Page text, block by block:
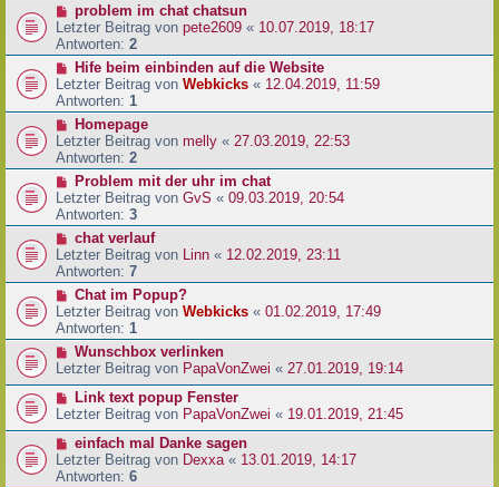
problem im chat chatsun
Letzter Beitrag von pete2609 « 10.07.2019, 18:17
Antworten: 2
Hife beim einbinden auf die Website
Letzter Beitrag von Webkicks « 12.04.2019, 11:59
Antworten: 1
Homepage
Letzter Beitrag von melly « 27.03.2019, 22:53
Antworten: 2
Problem mit der uhr im chat
Letzter Beitrag von GvS « 09.03.2019, 20:54
Antworten: 3
chat verlauf
Letzter Beitrag von
Linn « 12.02.2019, 23:11
Antworten: 7
Chat im Popup?
Letzter Beitrag von Webkicks « 01.02.2019, 17:49
Antworten: 1
Wunschbox verlinken
Letzter Beitrag von PapaVonZwei « 27.01.2019, 19:14
Link text popup Fenster
Letzter Beitrag von PapaVonZwei « 19.01.2019, 21:45
einfach mal Danke sagen
Letzter Beitrag von Dexxa « 13.01.2019, 14:17
Antworten: 6